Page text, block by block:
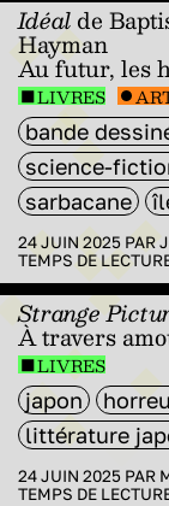
Idéalde
Hayman
Au futur, les
LIVRES
bande
science-
sarbacane
24 JUIN 2025 PAR
TEMPS DE
Strange
À travers
LIVRES
japon
littérature
24 JUIN 2025 PAR
TEMPS DE